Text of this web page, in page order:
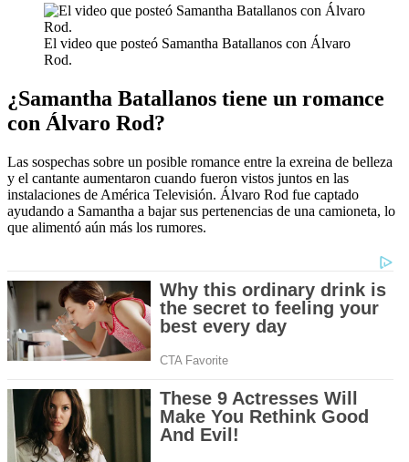
El video que posteó Samantha Batallanos con Álvaro
Rod.
¿Samantha Batallanos tiene un romance
con Álvaro Rod?
Las sospechas sobre un posible romance entre la exreina de belleza
y el cantante aumentaron cuando fueron vistos juntos en las
instalaciones de América Televisión. Álvaro Rod fue captado
ayudando a Samantha a bajar sus pertenencias de una camioneta, lo
que alimentó aún más los rumores.